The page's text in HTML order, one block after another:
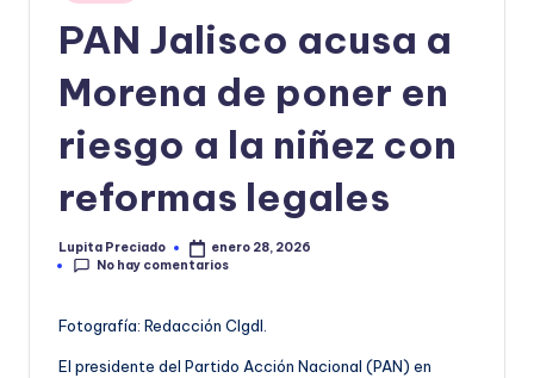
m
a
PAN Jalisco acusa a
Morena de poner en
riesgo a la niñez con
reformas legales
Publicado
por
Lupita Preciado
enero 28, 2026
No hay comentarios
Fotografía: Redacción CIgdl.
El presidente del Partido Acción Nacional (PAN) en